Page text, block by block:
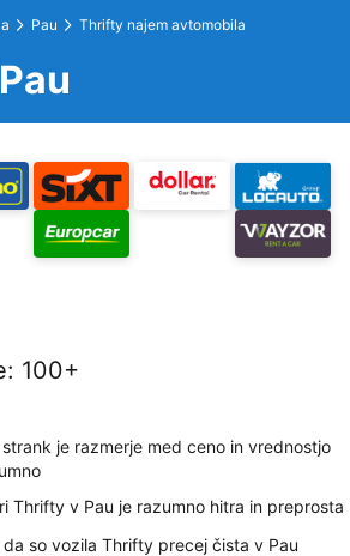
Pau Thrifty najem avtomobila
: 100+
je razmerje med ceno in vrednostjo
Thrifty v Pau je razumno hitra in preprosta
so vozila Thrifty precej čista v Pau